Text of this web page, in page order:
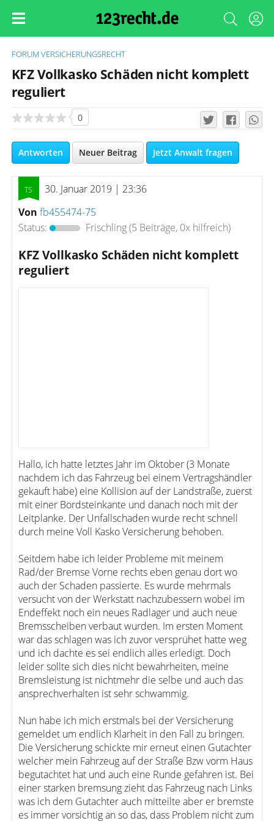
FORUM VERSICHERUNGSRECHT
KFZ Vollkasko Schäden nicht komplett
reguliert
0
Antworten Neuer Beitrag Jetzt Anwalt fragen
30. Januar 2019 | 23:36
Von fb455474-75
Status:
Frischling(5 Beiträge, 0x hilfreich)
KFZ Vollkasko Schäden nicht komplett
reguliert
Hallo, ich hatte letztes Jahr im Oktober (3 Monate
nachdem ich das Fahrzeug bei einem Vertragshändler
gekauft habe) eine Kollision auf der Landstraße, zuerst
mit einer Bordsteinkante und danach noch mit der
Leitplanke. Der Unfallschaden wurde recht schnell
durch meine Voll Kasko Versicherung behoben.
Seitdem habe ich leider Probleme mit meinem
Rad/der Bremse Vorne rechts eben genau dort wo
auch der Schaden passierte. Es wurde mehrmals
versucht von der Werkstatt nachzubessern wobei im
Endeffekt noch ein neues Radlager und auch neue
Bremsscheiben verbaut wurden. Im ersten Moment
war das schlagen was ich zuvor versprühet hatte weg
und ich dachte es sei endlich alles erledigt. Doch
leider sollte sich dies nicht bewahrheiten, meine
Bremsleistung ist nichtmehr die selbe und auch das
ansprechverhalten ist sehr schwammig.
Nun habe ich mich erstmals bei der Versicherung
gemeldet um endlich Klarheit in den Fall zu bringen.
Die Versicherung schickte mir erneut einen Gutachter
welcher mein Fahrzeug auf der Straße Bzw vorm Haus
begutachtet hat und auch eine Runde gefahren ist. Bei
einer starken bremsung zieht das Fahrzeug nach Links
was ich dem Gutachter auch mitteilte aber er bremste
es immer vorsichtig an so das, dass Problem nicht zum